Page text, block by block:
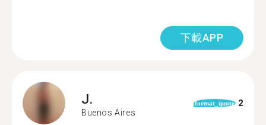
下載APP
J.
Buenos Aires
format_quote 2